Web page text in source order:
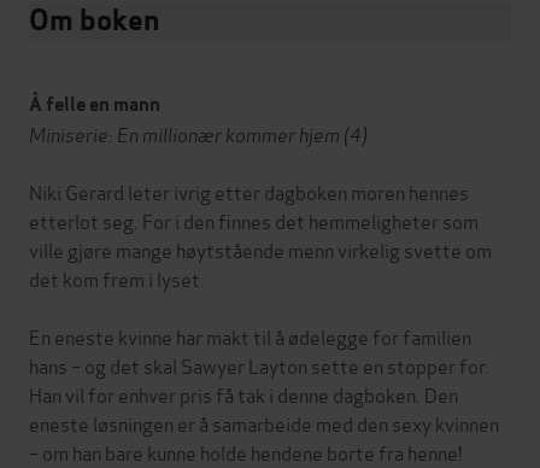
Om boken
Å felle en mann
Miniserie: En millionær kommer hjem (4)
Niki Gerard leter ivrig etter dagboken moren hennes
etterlot seg. For i den finnes det hemmeligheter som
ville gjøre mange høytstående menn virkelig svette om
det kom frem i lyset.
En eneste kvinne har makt til å ødelegge for familien
hans – og det skal Sawyer Layton sette en stopper for.
Han vil for enhver pris få tak i denne dagboken. Den
eneste løsningen er å samarbeide med den sexy kvinnen
– om han bare kunne holde hendene borte fra henne!